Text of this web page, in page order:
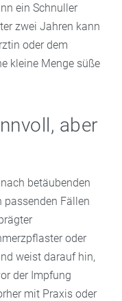
ein Schnuller
zwei Jahren kann
oder dem
kleine Menge süße
aber
betäubenden
passenden Fällen
oder
weist darauf hin,
der Impfung
mit Praxis oder